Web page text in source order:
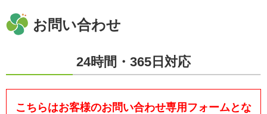
お問い合わせ
24時間・365日対応
こちらはお客様のお問い合わせ専用フォームとな